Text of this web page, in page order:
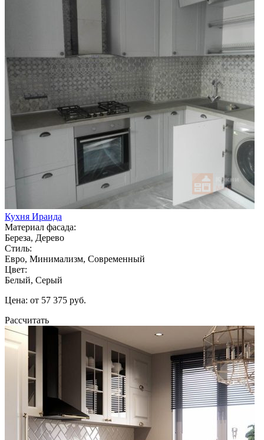
Кухня Ираида
Материал фасада:
Береза, Дерево
Стиль:
Евро, Минимализм, Современный
Цвет:
Белый, Серый
Цена: от 57 375 руб.
Рассчитать